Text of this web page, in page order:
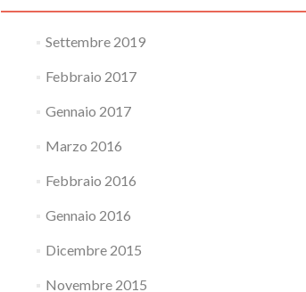
Settembre 2019
Febbraio 2017
Gennaio 2017
Marzo 2016
Febbraio 2016
Gennaio 2016
Dicembre 2015
Novembre 2015